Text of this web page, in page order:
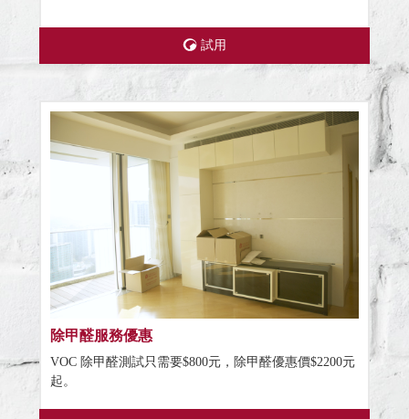
試用
除甲醛服務優惠
VOC 除甲醛測試只需要$800元，除甲醛優惠價$2200元
起。